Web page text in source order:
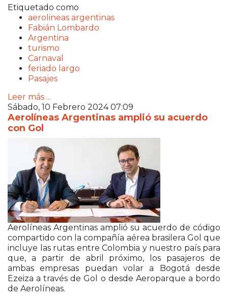
Etiquetado como
aerolineas argentinas
Fabián Lombardo
Argentina
turismo
Carnaval
feriado largo
Pasajes
Leer más ...
Sábado, 10 Febrero 2024 07:09
Aerolíneas Argentinas amplió su acuerdo
con Gol
Aerolíneas Argentinas amplió su acuerdo de código
compartido con la compañía aérea brasilera Gol que
incluye las rutas entre Colombia y nuestro país para
que, a partir de abril próximo, los pasajeros de
ambas empresas puedan volar a Bogotá desde
Ezeiza a través de Gol o desde Aeroparque a bordo
de Aerolíneas.